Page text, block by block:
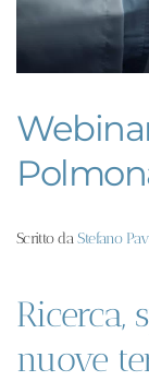
Scritto daStefano
Ricerca,
nuove